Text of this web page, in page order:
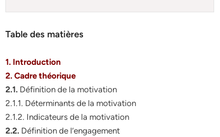
Table des matières
1. Introduction
2. Cadre théorique
2.1. Définition de la motivation
2.1.1. Déterminants de la motivation
2.1.2. Indicateurs de la motivation
2.2. Définition de l’engagement